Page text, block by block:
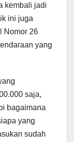
kembali jadi
ini juga
Nomor 26
yang
saja,
bagaimana
yang
sudah